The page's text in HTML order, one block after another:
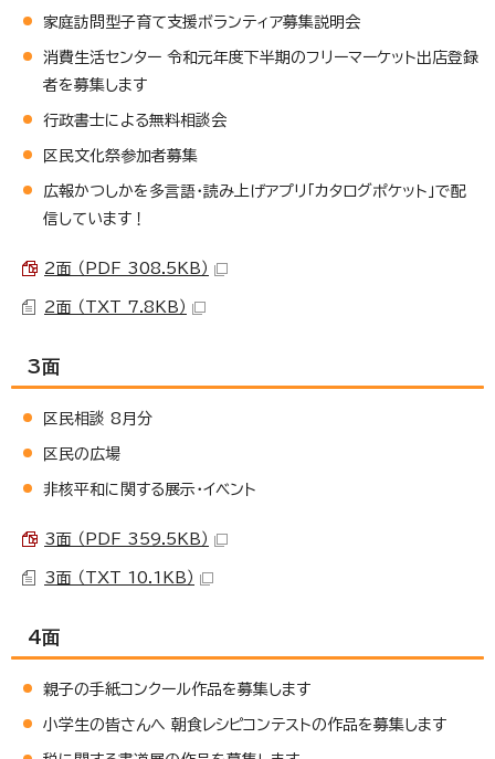
家庭訪問型子育て支援ボランティア募集説明会
消費生活センター 令和元年度下半期のフリーマーケット出店登録
者を募集します
行政書士による無料相談会
区民文化祭参加者募集
広報かつしかを多言語・読み上げアプリ「カタログポケット」で配
信しています！
2面 （PDF 308.5KB）
2面 （TXT 7.8KB）
3面
区民相談 8月分
区民の広場
非核平和に関する展示・イベント
3面 （PDF 359.5KB）
3面 （TXT 10.1KB）
4面
親子の手紙コンクール作品を募集します
小学生の皆さんへ 朝食レシピコンテストの作品を募集します